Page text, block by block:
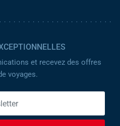
et recevez des offres
voyages.